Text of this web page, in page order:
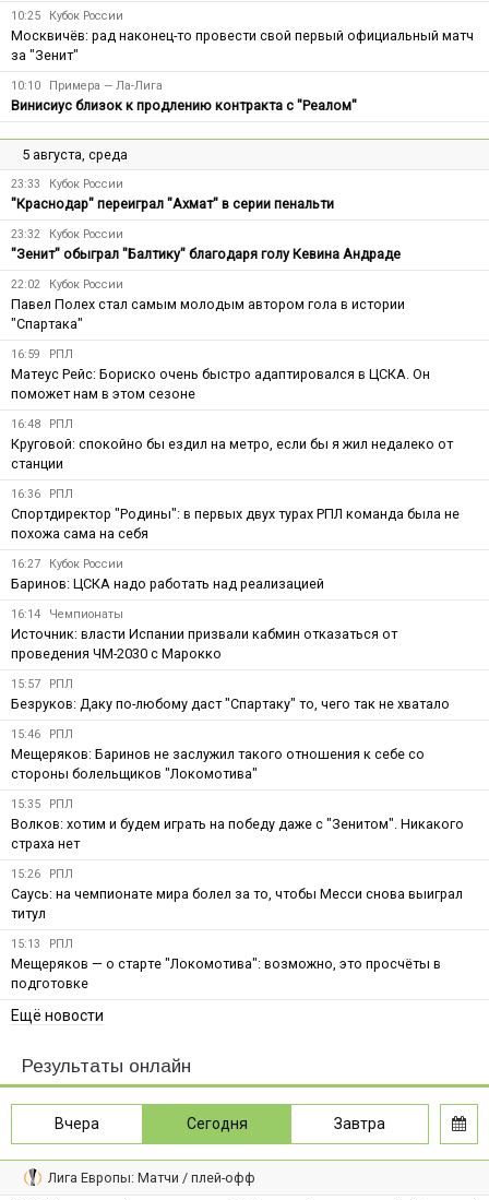
10:25 Кубок России
Москвичёв: рад наконец-то провести свой первый официальный матч
за "Зенит"
10:10 Примера — Ла-Лига
Винисиус близок к продлению контракта с "Реалом"
5 августа, среда
23:33 Кубок России
"Краснодар" переиграл "Ахмат" в серии пенальти
23:32 Кубок России
"Зенит" обыграл "Балтику" благодаря голу Кевина Андраде
22:02 Кубок России
Павел Полех стал самым молодым автором гола в истории
"Спартака"
16:59 РПЛ
Матеус Рейс: Бориско очень быстро адаптировался в ЦСКА. Он
поможет нам в этом сезоне
16:48 РПЛ
Круговой: спокойно бы ездил на метро, если бы я жил недалеко от
станции
16:36 РПЛ
Спортдиректор "Родины": в первых двух турах РПЛ команда была не
похожа сама на себя
16:27 Кубок России
Баринов: ЦСКА надо работать над реализацией
16:14 Чемпионаты
Источник: власти Испании призвали кабмин отказаться от
проведения ЧМ-2030 с Марокко
15:57 РПЛ
Безруков: Даку по-любому даст "Спартаку" то, чего так не хватало
15:46 РПЛ
Мещеряков: Баринов не заслужил такого отношения к себе со
стороны болельщиков "Локомотива"
15:35 РПЛ
Волков: хотим и будем играть на победу даже с "Зенитом". Никакого
страха нет
15:26 РПЛ
Саусь: на чемпионате мира болел за то, чтобы Месси снова выиграл
титул
15:13 РПЛ
Мещеряков — о старте "Локомотива": возможно, это просчёты в
подготовке
Ещё новости
Результаты онлайн
Вчера Сегодня Завтра
Лига Европы: Матчи / плей-офф